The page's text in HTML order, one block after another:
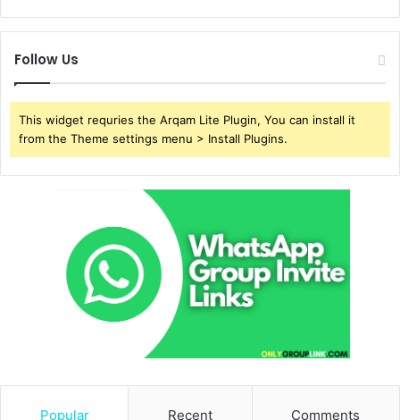
Follow Us
This widget requries the Arqam Lite Plugin, You can install it
from the Theme settings menu > Install Plugins.
Popular Recent Comments